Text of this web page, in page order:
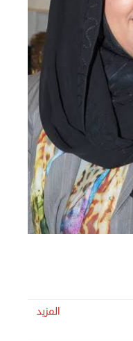
المزيد